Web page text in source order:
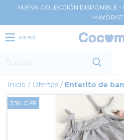
NUEVA COLECCIÓN DISPONIBLE
MENÚ
Inicio / Ofertas / Enterito de
35% OFF